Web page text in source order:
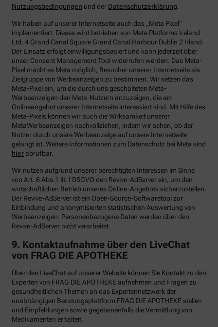
Nutzungsbedingungen und der Datenschutzerklärung.
Wir haben auf unserer Internetseite auch das „Meta Pixel“
implementiert. Dieses wird betrieben von Meta Platforms Ireland
Ltd. 4 Grand Canal Square Grand Canal Harbour Dublin 2 Irland.
Der Einsatz erfolgt einwilligungsbasiert und kann jederzeit über
unser Consent Management Tool widerrufen werden. Das Meta-
Pixel macht es Meta möglich, Besucher unserer Internetseite als
Zielgruppe von Werbeanzeigen zu bestimmen. Wir setzen das
Meta-Pixel ein, um die durch uns geschalteten Meta-
Werbeanzeigen den Meta-Nutzern anzuzeigen, die am
Onlineangebot unserer Internetseite interessiert sind. Mit Hilfe des
Meta-Pixels können wir auch die Wirksamkeit unserer
MetaWerbeanzeigen nachvollziehen, indem wir sehen, ob der
Nutzer durch unsere Werbeanzeige auf unsere Internetseite
gelangt ist. Weitere Informationen zum Datenschutz bei Meta sind
hier abrufbar.
Wir nutzen aufgrund unserer berechtigten Interessen im Sinne
von Art. 6 Abs.1 lit. f DSGVO den Revive-AdServer ein, um den
wirtschaftlichen Betrieb unseres Online-Angebots sicherzustellen.
Der Revive-AdServer ist ein Open-Source-Softwaretool zur
Einbindung und anonymisierten statistischen Auswertung von
Werbeanzeigen. Personenbezogene Daten werden über den
Revive-AdServer nicht verarbeitet.
9. Kontaktaufnahme über den LiveChat
von FRAG DIE APOTHEKE
Über den LiveChat auf unserer Website können Sie Kontakt zu den
Experten von FRAG DIE APOTHEKE aufnehmen und Fragen zu
gesundheitlichen Themen an das Expertennetzwerk der
unabhängigen Beratungsplattform FRAG DIE APOTHEKE stellen
und Empfehlungen sowie gegebenenfalls die Vermittlung von
Medikamenten erhalten.